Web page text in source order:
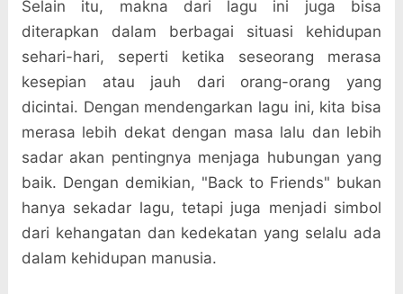
Selain itu, makna dari lagu ini juga bisa
diterapkan dalam berbagai situasi kehidupan
sehari-hari, seperti ketika seseorang merasa
kesepian atau jauh dari orang-orang yang
dicintai. Dengan mendengarkan lagu ini, kita bisa
merasa lebih dekat dengan masa lalu dan lebih
sadar akan pentingnya menjaga hubungan yang
baik. Dengan demikian, "Back to Friends" bukan
hanya sekadar lagu, tetapi juga menjadi simbol
dari kehangatan dan kedekatan yang selalu ada
dalam kehidupan manusia.